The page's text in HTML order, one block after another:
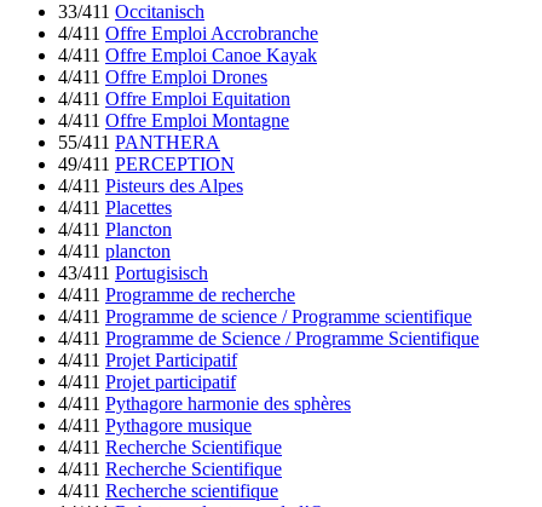
33/411 Occitanisch
4/411 Offre Emploi Accrobranche
4/411 Offre Emploi Canoe Kayak
4/411 Offre Emploi Drones
4/411 Offre Emploi Equitation
4/411 Offre Emploi Montagne
55/411 PANTHERA
49/411 PERCEPTION
4/411 Pisteurs des Alpes
4/411 Placettes
4/411 Plancton
4/411 plancton
43/411 Portugisisch
4/411 Programme de recherche
4/411 Programme de science / Programme scientifique
4/411 Programme de Science / Programme Scientifique
4/411 Projet Participatif
4/411 Projet participatif
4/411 Pythagore harmonie des sphères
4/411 Pythagore musique
4/411 Recherche Scientifique
4/411 Recherche Scientifique
4/411 Recherche scientifique